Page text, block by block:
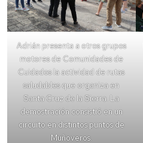
Adrián presenta a otros grupos
motores de Comunidades de
Cuidados la actividad de rutas
saludables que organiza en
Santa Cruz de la Sierra. La
demostración consistió en un
circuito en distintos puntos de
Muñoveros.